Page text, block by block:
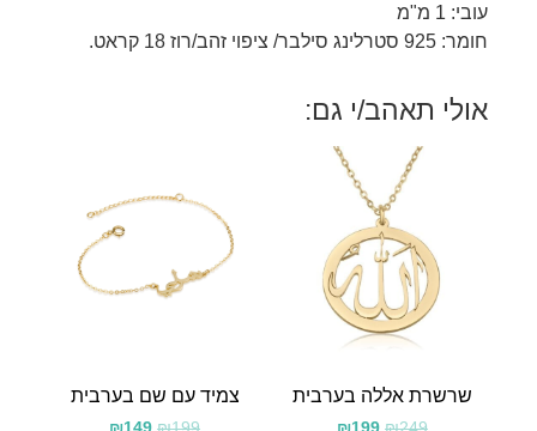
עובי: 1 מ"מ
חומר: 925 סטרלינג סילבר/ ציפוי זהב/רוז 18 קראט.
אולי תאהב/י גם:
שרשרת אללה בערבית צמיד עם שם בערבית